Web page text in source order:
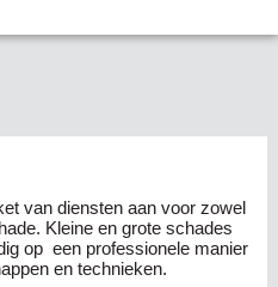
van diensten aan voor zowel
Kleine en grote schades
op een professionele manier
en technieken.